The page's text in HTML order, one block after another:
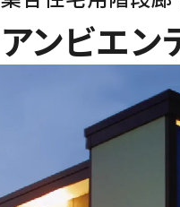
アンビエン